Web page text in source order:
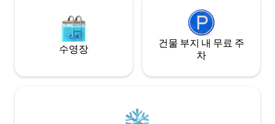
수영장
건물 부지 내 무료 주
차